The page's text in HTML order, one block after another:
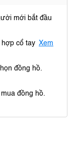
mới bắt đầu
cổ tay Xem
đồng hồ.
mua đồng hồ.